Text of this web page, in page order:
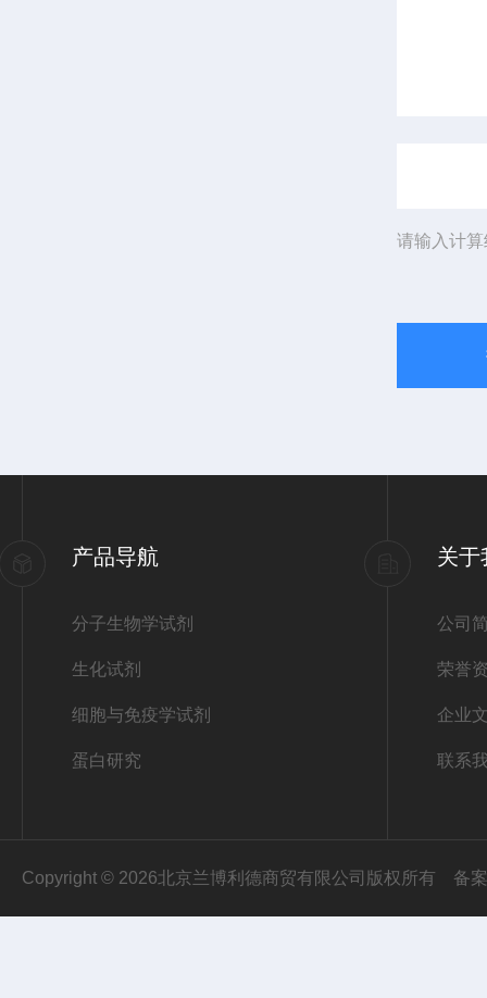
请输入计
产品导航
分子生物学试剂
生化试剂
细胞与免疫学试剂
蛋白研究
关于
公司
荣誉
企业
联系
Copyright © 2026北京兰博利德商贸有限公司版权所有 备